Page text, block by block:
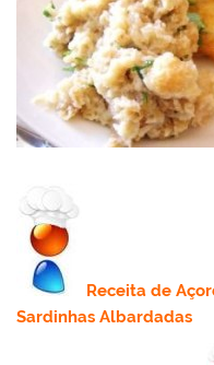
Receitade
Sardinhas Albardadas